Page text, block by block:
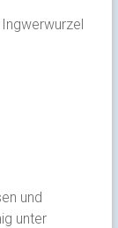
und
unter